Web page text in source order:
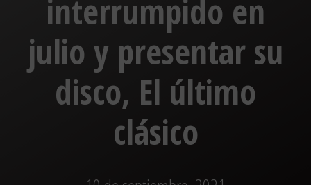
interrumpido en
julio y presentar su
disco, El último
clásico